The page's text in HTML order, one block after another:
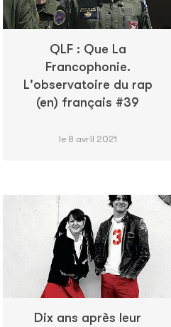
QLF : Que La
Francophonie.
L'observatoire du rap
(en) français #39
le 8 avril 2021
Dix ans après leur